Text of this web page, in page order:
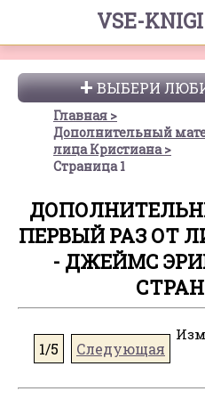
VSE-
ВЫБЕРИ
Главная
Дополнительный
лица Кристиана
Страница 1
ПЕРВЫЙ РАЗ ОТ
- ДЖЕЙМС
1/5 Следующая